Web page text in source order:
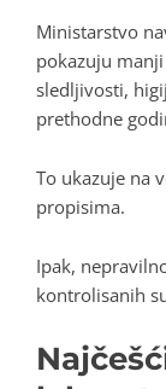
Ministarstvo
pokazuju
sledljivosti,
prethodne
To ukazuje na
propisima.
Ipak,
kontrolisanih